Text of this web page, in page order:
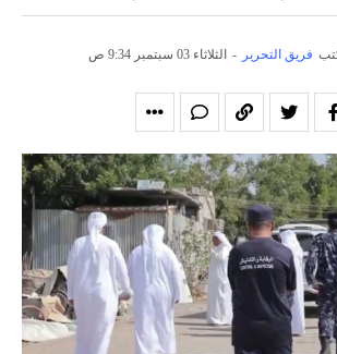
فريق التحرير - الثلاثاء 03 سبتمبر 9:34 ص